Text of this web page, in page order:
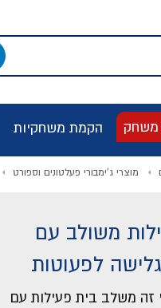
משחק הקמת משחקיות
מוצרי ג'ימבורי פעלטונים וספורט
משולב עם
לפעוטות
זה משלב בית פעילות עם